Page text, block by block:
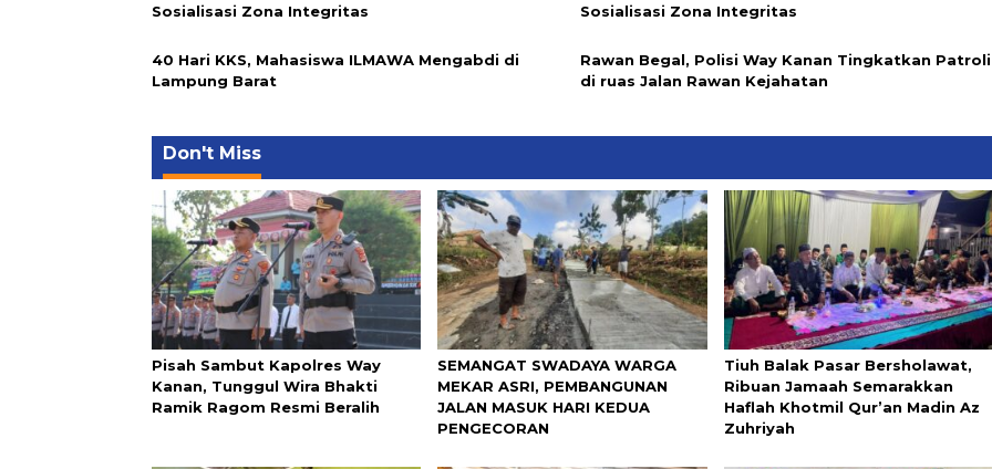
Sosialisasi Zona Integritas
Sosialisasi Zona Integritas
40 Hari KKS, Mahasiswa ILMAWA Mengabdi di
Lampung Barat
Rawan Begal, Polisi Way Kanan Tingkatkan Patroli
di ruas Jalan Rawan Kejahatan
Don't Miss
Pisah Sambut Kapolres Way
Kanan, Tunggul Wira Bhakti
Ramik Ragom Resmi Beralih
SEMANGAT SWADAYA WARGA
MEKAR ASRI, PEMBANGUNAN
JALAN MASUK HARI KEDUA
PENGECORAN
Tiuh Balak Pasar Bersholawat,
Ribuan Jamaah Semarakkan
Haflah Khotmil Qur’an Madin Az
Zuhriyah